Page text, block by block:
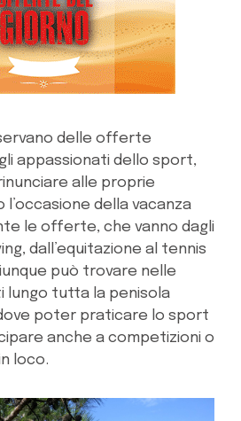
delle offerte
appassionati dello sport,
alle proprie
l’occasione della vacanza
le offerte, che vanno dagli
dall’equitazione al tennis
può trovare nelle
tutta la penisola
poter praticare lo sport
anche a competizioni o
loco.